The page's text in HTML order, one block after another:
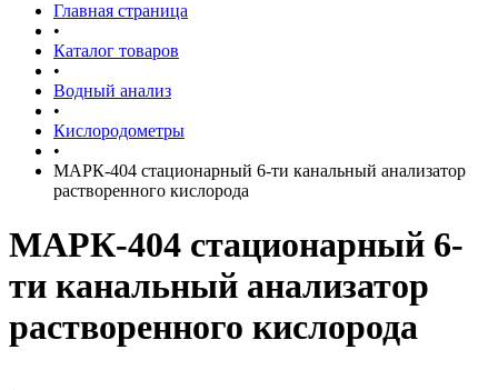
Главная страница
•
Каталог товаров
•
Водный анализ
•
Кислородометры
•
МАРК-404 стационарный 6-ти канальный анализатор
растворенного кислорода
МАРК-404 стационарный 6-
ти канальный анализатор
растворенного кислорода